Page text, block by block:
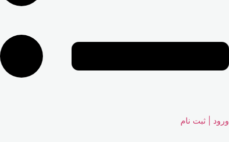
ورود | ثبت نام